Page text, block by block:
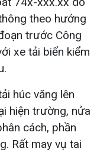
theo hướng
trước Công
xe tải biển kiểm
húc văng lên
hiện trường, nửa
cách, phần
Rất may vụ tai